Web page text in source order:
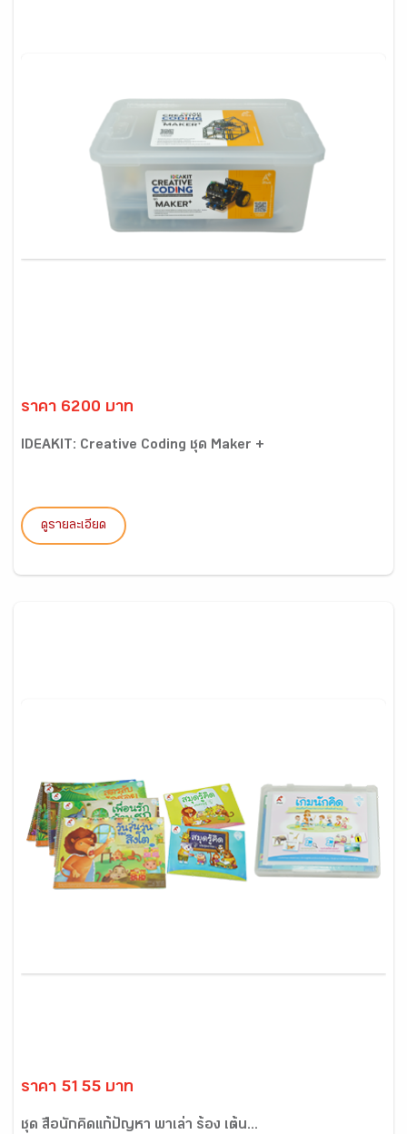
ราคา 6200 บาท
IDEAKIT: Creative Coding ชุด Maker +
ดูรายละเอียด
ราคา 5155 บาท
ชุด สื่อนักคิดแก้ปัญหา พาเล่า ร้อง เต้น...